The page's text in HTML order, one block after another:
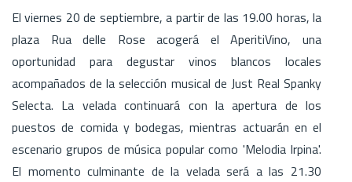
El viernes 20 de septiembre, a partir de las 19.00 horas, la
plaza Rua delle Rose acogerá el AperitiVino, una
oportunidad para degustar vinos blancos locales
acompañados de la selección musical de Just Real Spanky
Selecta. La velada continuará con la apertura de los
puestos de comida y bodegas, mientras actuarán en el
escenario grupos de música popular como 'Melodia Irpina'.
El momento culminante de la velada será a las 21.30